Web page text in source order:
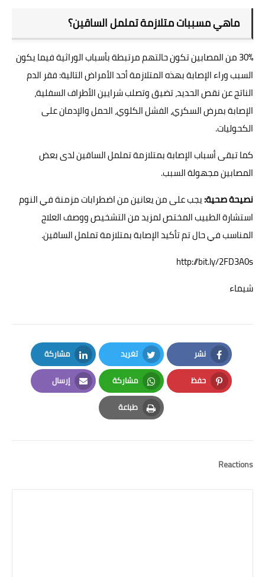
ماهي مسببات متلازمة تململ الساقين؟
30% من المصابين تكون حالتهم مرتبطة بأسباب الوراثية فيما يكون
السبب وراء الإصابة بهذه المتلازمة أحد الأمراض التالية: فقر الدم
الناتج عن نقص الحديد، تضيق وتصلب شرايين الأطراف السفلية،
الإصابة بمرض السكري، الفشل الكلوي، الحمل والإدمان على
الكحوليات.
كما تبقى أسباب الإصابة بمتلازمة تململ الساقين لدى بعض
المصابين مجهولة السبب.
نصيحة صحية:يجب على من يعانين من اضطرابات مزمنة في النوم
استشارة الطبيب المختص لمزيد من التشخيص ووصف العلاج
المناسب في حال تم تأكيد الإصابة بمتلازمة تململ الساقين.
http://bit.ly/2FD3A0s
شيماء
نشر
Facebook
تغريد
Twitter
مشاركة
LinkedIn
حفظ
Pinterest
مشاركة
Whatsapp
إرسال
Email
طباعة
Print
Reactions